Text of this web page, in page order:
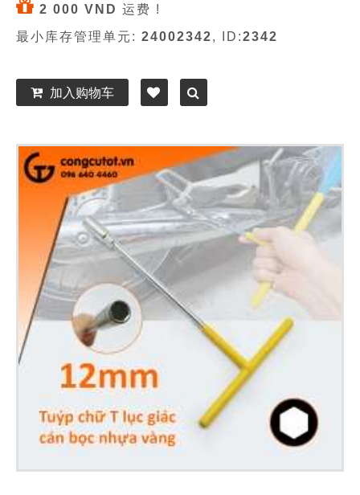
2 000 VND 运费 !
最小库存管理单元: 24002342, ID:2342
加入购物车